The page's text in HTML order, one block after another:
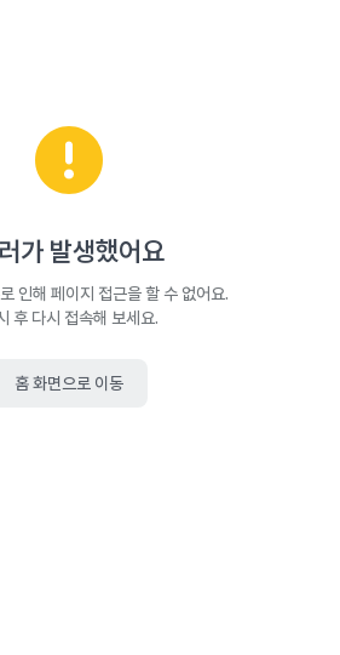
가 발생했어요
인해 페이지 접근을 할 수 없어요.
후 다시 접속해 보세요.
홈 화면으로 이동